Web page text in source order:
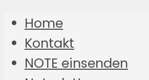
Home
Kontakt
NOTE einsenden